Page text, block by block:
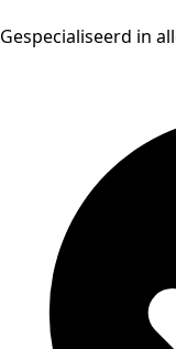
Gespecialiseerd in